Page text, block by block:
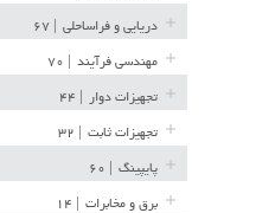
دریایی و فراساحلی
مهندسی فرآیند
تجهیزات دوار
تجهیزات ثابت
پایپینگ
برق و مخابرات